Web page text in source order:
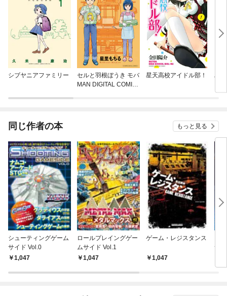
シブヤニアファミリー
セルと羽根ぼうき モバ
MAN DIGITAL COMIC
星天高校アイドル部！ ハ
同じ作者の本 もっと見る
シューティングゲーム
サイド Vol.0
1,047
ロールプレイングゲー
ムサイド Vol.1
1,047
ゲーム・レジスタンス
1,047
サ